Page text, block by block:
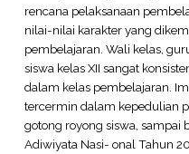
rencana pelaksanaan
nilai-nilai karakter yang
pembelajaran. Wali kelas,
siswa kelas XII sangat
dalam kelas pembelajaran.
tercermin dalam kepedulian
gotong royong siswa, sampai
Adiwiyata Nasi- onal Tahun